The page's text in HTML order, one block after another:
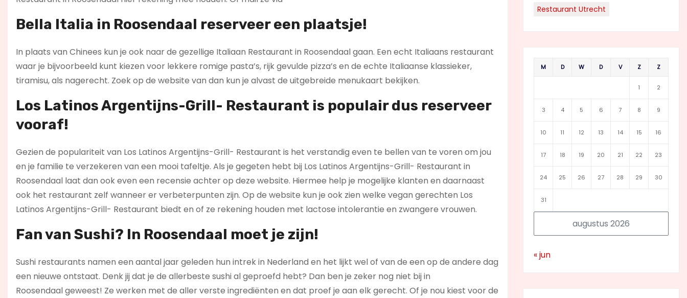
Bella Italia in Roosendaal reserveer een plaatsje!
In plaats van Chinees kun je ook naar de gezellige Italiaan Restaurant in Roosendaal gaan. Een echt Italiaans restaurant
waar je bijvoorbeeld kunt kiezen voor lekkere romige pasta’s, rijk gevulde pizza’s en de echte Italiaanse klassieker,
tiramisu, als nagerecht. Zoek op de website van dan kun je alvast de uitgebreide menukaart bekijken.
Los Latinos Argentijns-Grill- Restaurant is populair dus reserveer
vooraf!
Gezien de populariteit van Los Latinos Argentijns-Grill- Restaurant is het verstandig even te bellen van te voren om jou
en je familie te verzekeren van een mooi tafeltje. Als je gegeten hebt bij Los Latinos Argentijns-Grill- Restaurant in
Roosendaal laat dan ook even een recensie achter op deze website. Hiermee help je mogelijke klanten en daarnaast
ook het restaurant zelf wanneer er verbeterpunten zijn. Op de website kun je ook zien welke vegan gerechten Los
Latinos Argentijns-Grill- Restaurant biedt en of ze rekening houden met lactose intolerantie en zwangere vrouwen.
Fan van Sushi? In Roosendaal moet je zijn!
Sushi restaurants namen een aantal jaar geleden hun intrek in Nederland en het lijkt wel of van de een op de andere dag
een nieuwe ontstaat. Denk jij dat je de allerbeste sushi al geproefd hebt? Dan ben je zeker nog niet bij in
Roosendaal geweest! Ze werken met de aller verste ingrediënten en dat proef je aan elk gerecht. Of je nou kiest voor de
Restaurant Utrecht
augustus 2026
M D W D V Z Z
1 2
3 4 5 6 7 8 9
10 11 12 13 14 15 16
17 18 19 20 21 22 23
24 25 26 27 28 29 30
31
« jun